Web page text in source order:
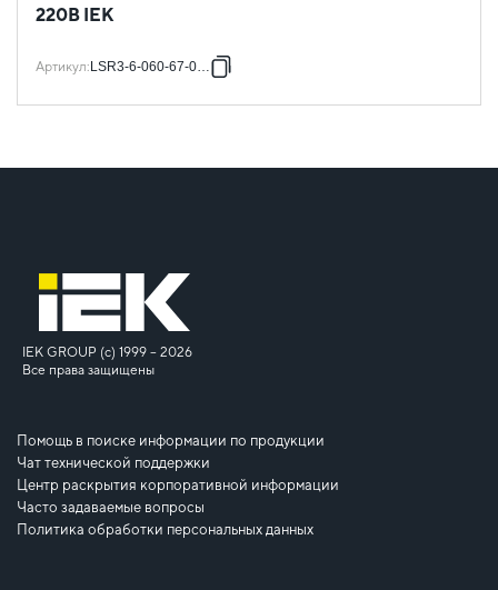
220В IEK
Артикул:LSR3-6-060-67-0-50
IEK GROUP (c) 1999 – 2026
Все права защищены
Помощь в поиске информации по продукции
Чат технической поддержки
Центр раскрытия корпоративной информации
Часто задаваемые вопросы
Политика обработки персональных данных